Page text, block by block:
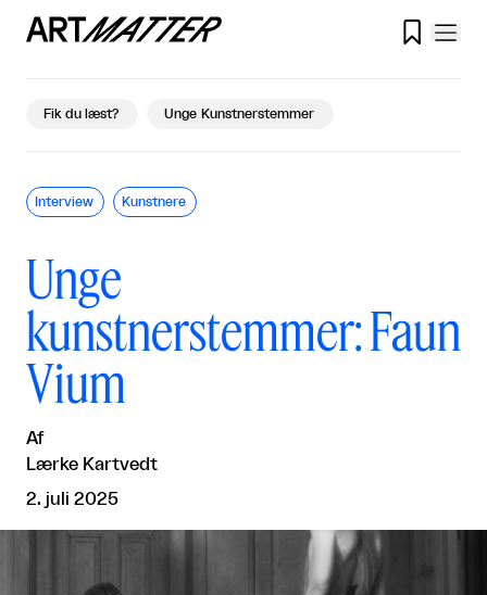

Fik du læst? Unge Kunstnerstemmer
Unge
kunstnerstemmer: Faun
Vium
Af
Lærke Kartvedt
2. juli 2025
Interview Kunstnere